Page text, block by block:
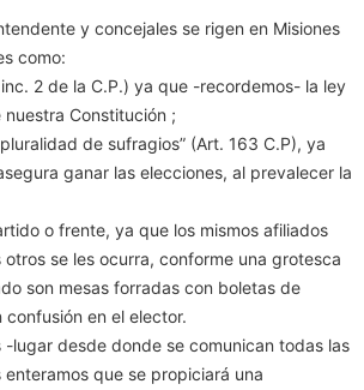
y concejales se rigen en Misiones
como:
2 de la C.P.) ya que -recordemos- la ley
Constitución ;
de sufragios” (Art. 163 C.P), ya
ganar las elecciones, al prevalecer la
o frente, ya que los mismos afiliados
se les ocurra, conforme una grotesca
son mesas forradas con boletas de
en el elector.
-lugar desde donde se comunican todas las
que se propiciará una